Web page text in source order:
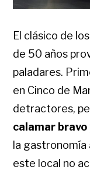
El clásico de
de 50 años
paladares.
en Cinco de
detractores,
calamar bravo
la gastronomía
este local no